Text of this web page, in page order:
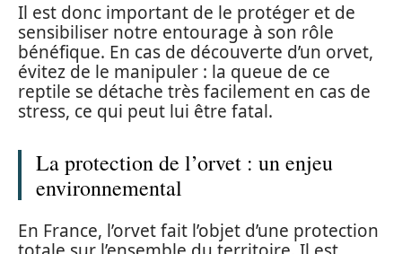
Il est donc important de le protéger et de
sensibiliser notre entourage à son rôle
bénéfique. En cas de découverte d’un orvet,
évitez de le manipuler : la queue de ce
reptile se détache très facilement en cas de
stress, ce qui peut lui être fatal.
La protection de l’orvet : un enjeu
environnemental
En France, l’orvet fait l’objet d’une protection